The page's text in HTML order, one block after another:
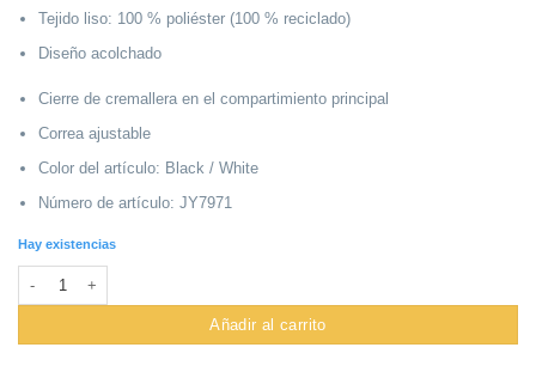
Tejido liso: 100 % poliéster (100 % reciclado)
Diseño acolchado
Cierre de cremallera en el compartimiento principal
Correa ajustable
Color del artículo: Black / White
Número de artículo: JY7971
Hay existencias
Añadir al carrito